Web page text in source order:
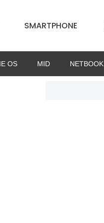
SMARTPHONE
OS MID NETBOOK